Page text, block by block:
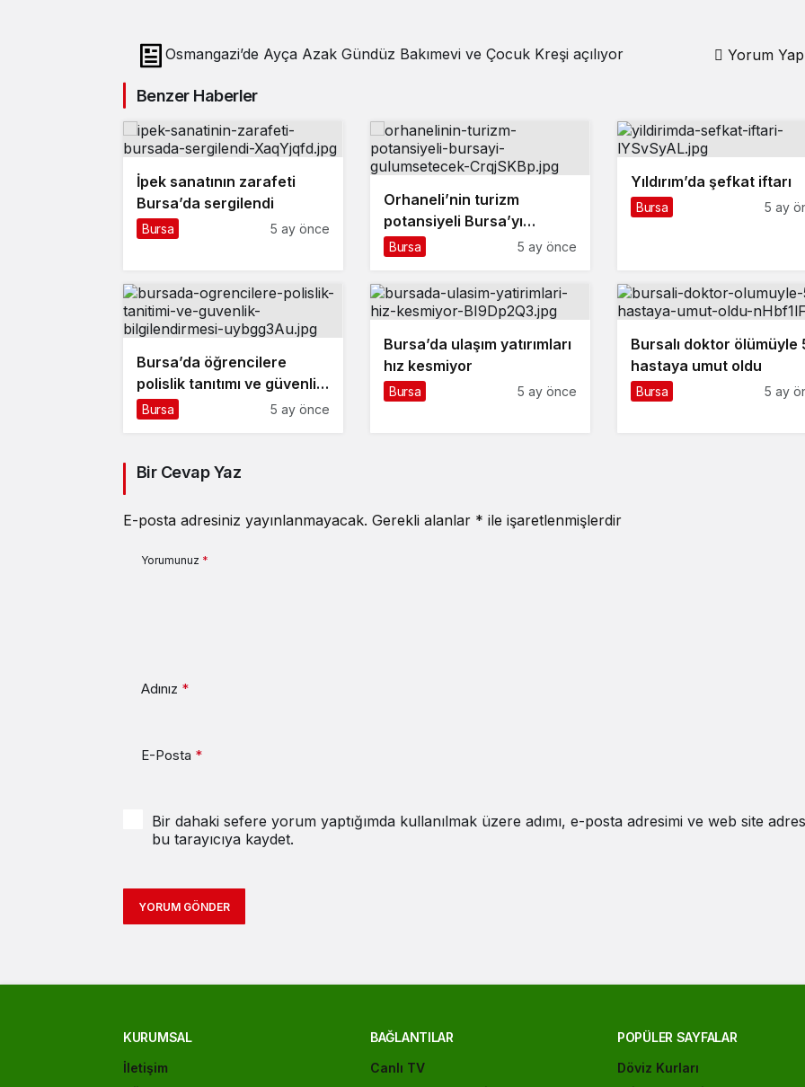
Osmangazi’de Ayça Azak Gündüz Bakımevi ve Çocuk Kreşi açılıyor Yorum Yap
Benzer Haberler
İpek sanatının zarafeti
Bursa’da sergilendi
Bursa 5 ay önce
Orhaneli’nin turizm
potansiyeli Bursa’yı
gülümsetecek
Bursa 5 ay önce
Yıldırım’da şefkat iftarı
Bursa 5 ay
Bursa’da öğrencilere
polislik tanıtımı ve güvenlik
bilgilendirmesi
Bursa 5 ay önce
Bursa’da ulaşım yatırımları
hız kesmiyor
Bursa 5 ay önce
Bursalı doktor ölümüyle
hastaya umut oldu
Bursa 5 ay
Bir Cevap Yaz
E-posta adresiniz yayınlanmayacak. Gerekli alanlar * ile işaretlenmişlerdir
Yorumunuz *
Adınız *
E-Posta *
Bir dahaki sefere yorum yaptığımda kullanılmak üzere adımı, e-posta adresimi ve web site
bu tarayıcıya kaydet.
YORUM GÖNDER
KURUMSAL
İletişim
BAĞLANTILAR
Canlı TV
POPÜLER SAYFALAR
Döviz Kurları